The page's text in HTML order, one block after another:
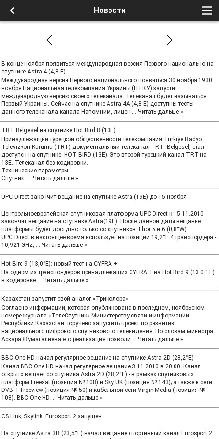
Новости
В конце ноября появиться международная версия Первого национально на
спутнике Astra 4 (4,8 Е)
Международная версия Первого национального появиться 30 ноября 1930
ноября Национальная телекомпания Украины (НТКУ) запустит
международную версию своего телеканала. Телеканал будет называться
Первый Украины. Сейчас на спутнике Astra 4A (4,8 Е) доступны тесты
данного телеканала канала Напомним, лицен ... Читать дальше »
TRT Belgesel на спутнике Hot Bird 8 (13E)
Принадлежащий турецкой общественности телекомпания Türkiye Radyo
Televizyon Kurumu (TRT) документальный телеканал TRT Belgesel, стал
доступен на спутнике HOT BIRD (13E). Это второй турецкий канал TRT на
13E. Телеканал без кодировки.
Технические параметры:
Спутник: ... Читать дальше »
UPC Direct закончит вещание на спутнике Astra (19Е) до 15 ноября
Центрольноевропейская спутниковая платформа UPC Direct к 15.11.2010
закончит вещание на спутнике Astra(19Е). После данной даты вещание
платформы будет доступно только со спутников Thor 5 и 6 (0,8°W).
UPC Direct в настоящее время использует на позиции 19,2°E 4 транспордера -
10,921 GHz, ... Читать дальше »
Hot Bird 9 (13,0°E): новый тест на CYFRA +
На одном из транспондеров принадлежащих CYFRA + на Hot Bird 9 (13.0 ° E)
в кодировке ... Читать дальше »
Казахстан запустит свой аналог «Триколора»
Согласно информации, которая опубликована в последнем, ноябрьском
номере журнала «ТелеСпутник» Министерству связи и информации
Республики Казахстан поручено запустить проект по развитию
национального цифрового спутникового телевидения. По словам министра
Аскара Жумагалиева его реализация позволи ... Читать дальше »
BBC One HD начал регулярное вещание на спутнике Astra 2D (28,2°E)
Канал BBC One HD начал регулярное вещание 3.11.2010 в 20:00. Канал
открыто вещает со спутника Astra 2D (28,2°E) - в рамках спутниковых
платформ Freesat (позиция № 108) и Sky UK (позиция № 143); а также в сети
DVB-T Freeview (позиция № 50) и кабельной сети Virgin Media (позиция №
108). BBC One HD ... Читать дальше »
CS Link, Skylink: Eurosport 2 запущен
На спутнике Astra 3B (23,5°E) начал вещание спортивный канал Eurosport 2